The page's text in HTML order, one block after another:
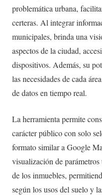
problemática urbana,
certeras. Al integrar
municipales, brinda una
aspectos de la ciudad,
dispositivos. Además, su
las necesidades de cada
de datos en tiempo real.
La herramienta permite
carácter público con solo
formato similar a Google
visualización de
de los inmuebles,
según los usos del suelo y